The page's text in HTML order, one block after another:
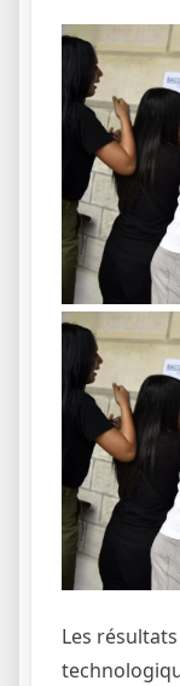
Les